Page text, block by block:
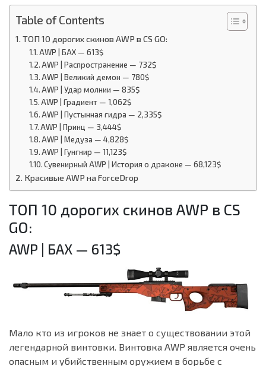
Table of Contents
ТОП 10 дорогих скинов AWP в CS GO:
AWP | БАХ — 613$
AWP | Распространение — 732$
AWP | Великий демон — 780$
AWP | Удар молнии — 835$
AWP | Градиент — 1,062$
AWP | Пустынная гидра — 2,335$
AWP | Принц — 3,444$
AWP | Медуза — 4,828$
AWP | Гунгнир — 11,123$
Сувенирный AWP | История о драконе — 68,123$
Красивые AWP на ForceDrop
ТОП 10 дорогих скинов AWP в CS
GO:
AWP | БАХ — 613$
Мало кто из игроков не знает о существовании этой
легендарной винтовки. Винтовка AWP является очень
опасным и убийственным оружием в борьбе с